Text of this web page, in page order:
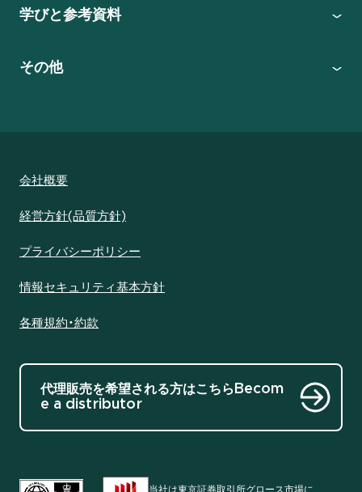
学びと参考資料
その他
会社概要
経営方針(品質方針)
プライバシーポリシー
情報セキュリティ基本方針
各種規約・約款
当社は東京証券取引所グロース市場に
代理販売を希望される方はこちら Becom
e a distributor